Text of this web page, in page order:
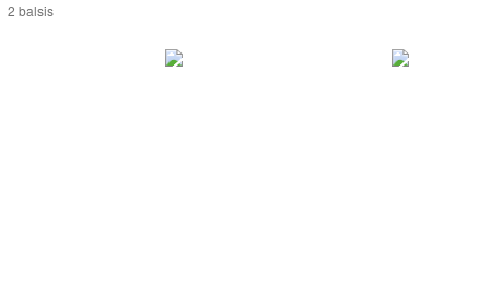
2 balsis